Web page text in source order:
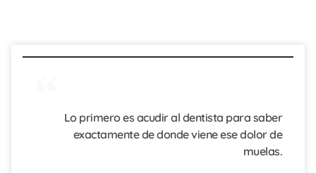
Lo primero es acudir al dentista para saber
exactamente de donde viene ese dolor de
muelas.